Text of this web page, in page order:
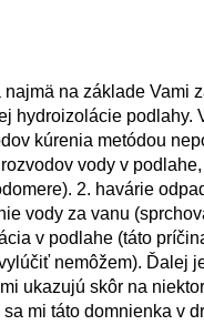
na základe
hydroizolácie podlahy.
kúrenia metódou
vody v
2. havárie
vody za vanu
v podlahe (táto
nemôžem). Ďalej
ukazujú skôr na
mi táto domnienka v